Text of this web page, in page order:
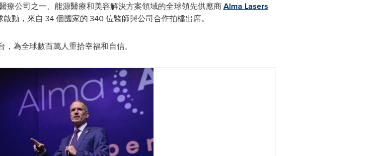
療公司之一、能源醫療和美容解決方案領域的全球領先供應商Alma Lasers
動，來自 34 個國家的 340 位醫師與公司合作拍檔出席。
為全球數百萬人重拾幸福和自信。